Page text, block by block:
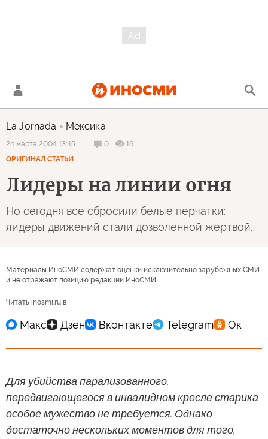
La Jornada Мексика
24 марта 2004 13:45 0
16
ОРИГИНАЛ СТАТЬИ
Лидеры на линии огня
Но сегодня все сбросили белые перчатки:
лидеры движений стали дозволенной жертвой.
Материалы ИноСМИ содержат оценки исключительно зарубежных СМИ
и не отражают позицию редакции ИноСМИ
Читать inosmi.ru в
Для убийства парализованного,
передвигающегося в инвалидном кресле старика
особое мужество не требуется. Однако
достаточно нескольких моментов для того,